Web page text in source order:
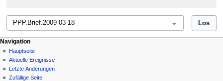
Navigation
Hauptseite
Aktuelle Ereignisse
Letzte Änderungen
Zufällige Seite